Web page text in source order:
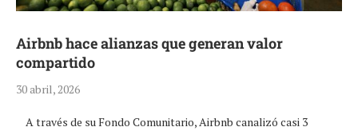
Airbnb hace alianzas que generan valor
compartido
30 abril, 2026
A través de su Fondo Comunitario, Airbnb canalizó casi 3